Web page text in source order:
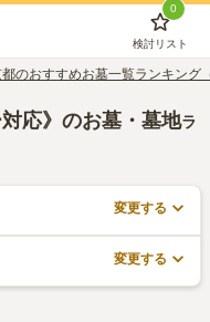
0
検討リスト
のおすすめお墓一覧ランキング
応》のお墓・墓地ラ
変更する
変更する